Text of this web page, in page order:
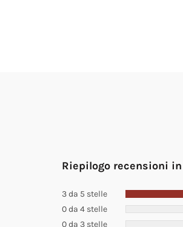
Riepilogo recensioni
3 da 5 stelle
0 da 4 stelle
0 da 3 stelle